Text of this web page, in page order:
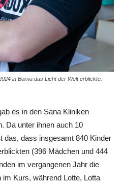
in Borna das Licht der Welt erblickte.
es in den Sana Kliniken
Da unter ihnen auch 10
das, dass insgesamt 840 Kinder
(396 Mädchen und 444
im vergangenen Jahr die
Kurs, während Lotte, Lotta